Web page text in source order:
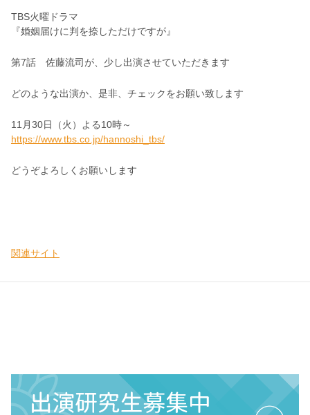
TBS火曜ドラマ
『婚姻届けに判を捺しただけですが』
第7話 佐藤流司が、少し出演させていただきます
どのような出演か、是非、チェックをお願い致します
11月30日（火）よる10時～
https://www.tbs.co.jp/hannoshi_tbs/
どうぞよろしくお願いします
関連サイト